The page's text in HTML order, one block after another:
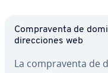
Co­m­pra­ve­n­ta de
di­re­c­cio­nes web
La co­m­pra­ve­n­ta de